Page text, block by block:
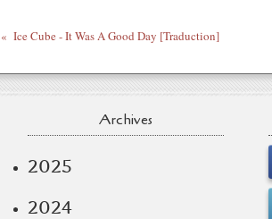
Ice Cube - It Was A Good Day [Traduction]
Archives
2025
2024